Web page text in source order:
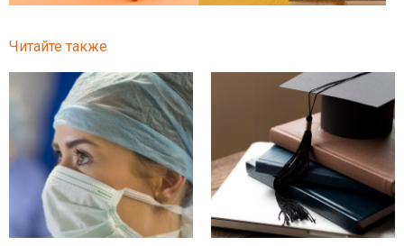
Читайте также